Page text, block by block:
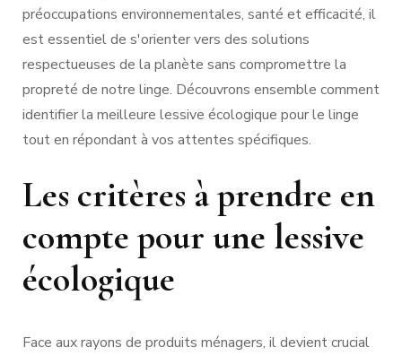
préoccupations environnementales, santé et efficacité, il
est essentiel de s'orienter vers des solutions
respectueuses de la planète sans compromettre la
propreté de notre linge. Découvrons ensemble comment
identifier la meilleure lessive écologique pour le linge
tout en répondant à vos attentes spécifiques.
Les critères à prendre en
compte pour une lessive
écologique
Face aux rayons de produits ménagers, il devient crucial